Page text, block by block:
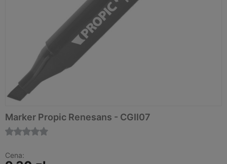
Marker Propic Renesans - CGII07
Cena: